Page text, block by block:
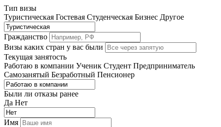
Тип визы
Туристическая Гостевая Студенческая Бизнес Другое
Гражданство
Визы каких стран у вас были
Текущая занятость
Работаю в компании Ученик Студент Предприниматель
Самозанятый Безработный Пенсионер
Были ли отказы ранее
Да Нет
Имя